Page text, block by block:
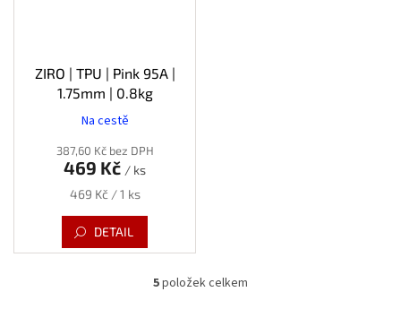
ZIRO | TPU | Pink 95A |
1.75mm | 0.8kg
Na cestě
387,60 Kč bez DPH
469 Kč / ks
Měrná
469 Kč / 1 ks
DETAIL
O
5položek celkem